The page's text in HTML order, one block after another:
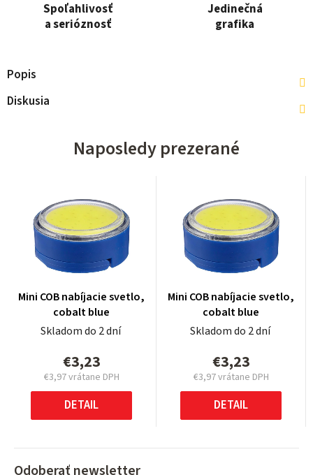
Spoľahlivosť
a serióznosť
Jedinečná
grafika
Popis
Diskusia
Naposledy prezerané
Mini COB nabíjacie svetlo,
cobalt blue
Skladom do 2 dní
€3,23
€3,97 vrátane DPH
Jednotková
cena:
DETAIL
Mini COB nabíjacie svetlo,
cobalt blue
Skladom do 2 dní
€3,23
€3,97 vrátane DPH
Jednotková
cena:
DETAIL